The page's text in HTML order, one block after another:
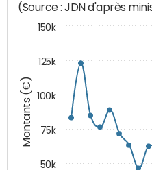
Montants (€)
(Source : JDN d'après
50k
75k
100k
125k
150k